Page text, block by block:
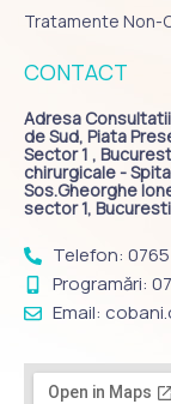
Tratamente Non-
CONTACT
Adresa
de Sud, Piata
Sector 1 ,
chirurgicale -
Sos.Gheorghe
sector 1, Bucuresti
Telefon: 0765
Programări:
Email: